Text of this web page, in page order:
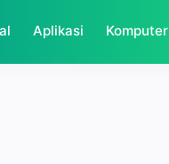
Aplikasi Komputer